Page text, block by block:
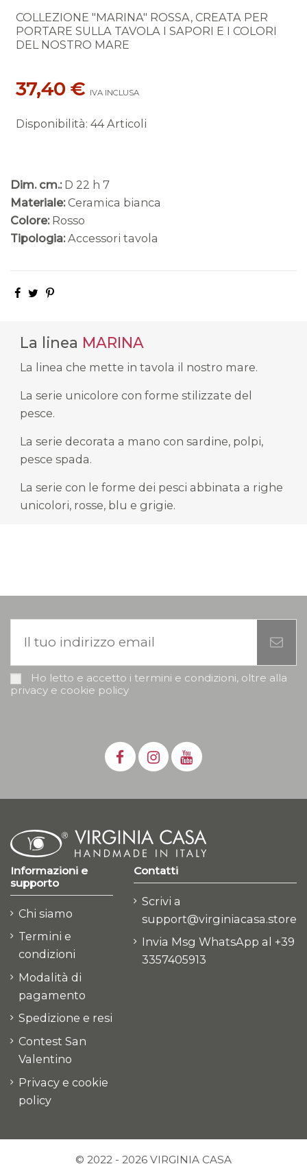
COLLEZIONE "MARINA" ROSSA, CREATA PER
PORTARE SULLA TAVOLA I SAPORI E I COLORI
DEL NOSTRO MARE
37,40 € IVA INCLUSA
Disponibilità: 44 Articoli
Dim. cm.: D 22 h 7
Materiale: Ceramica bianca
Colore: Rosso
Tipologia: Accessori tavola
La linea MARINA
La linea che mette in tavola il nostro mare.
La serie unicolore con forme stilizzate del
pesce.
La serie decorata a mano con sardine, polpi,
pesce spada.
La serie con le forme dei pesci abbinata a righe
unicolori, rosse, blu e grigie.
Ho letto e accetto i termini e condizioni, oltre alla
privacy e cookie policy
Informazioni e
supporto
Chi siamo
Termini e
condizioni
Modalità di
pagamento
Spedizione e resi
Contest San
Valentino
Privacy e cookie
policy
Contatti
Scrivi a
support@virginiacasa.store
Invia Msg WhatsApp al +39
3357405913
© 2022 - 2026 VIRGINIA CASA